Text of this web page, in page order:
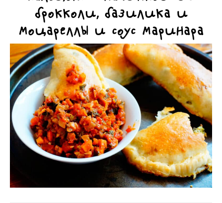
брокколи, базилика и
моцареллы и соус маринара